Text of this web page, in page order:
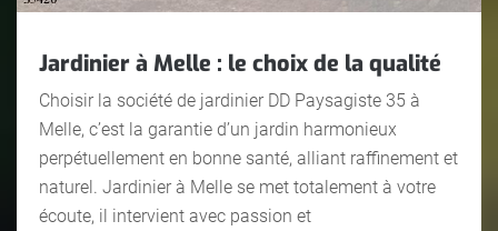
Jardinier à Melle : le choix de la qualité
Choisir la société de jardinier DD Paysagiste 35 à
Melle, c’est la garantie d’un jardin harmonieux
perpétuellement en bonne santé, alliant raffinement et
naturel. Jardinier à Melle se met totalement à votre
écoute, il intervient avec passion et